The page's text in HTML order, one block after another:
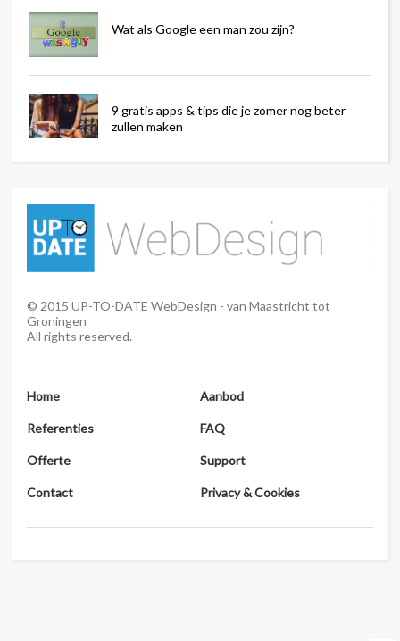
Wat als Google een man zou zijn?
9 gratis apps & tips die je zomer nog beter
zullen maken
© 2015 UP-TO-DATE WebDesign - van Maastricht tot
Groningen
All rights reserved.
Home Aanbod
Referenties FAQ
Offerte Support
Contact Privacy & Cookies